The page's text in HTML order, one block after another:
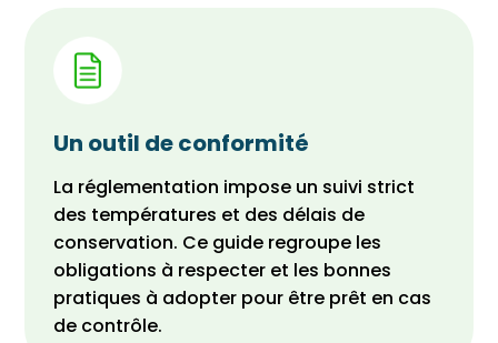
Un outil de conformité
La réglementation impose un suivi strict
des températures et des délais de
conservation. Ce guide regroupe les
obligations à respecter et les bonnes
pratiques à adopter pour être prêt en cas
de contrôle.